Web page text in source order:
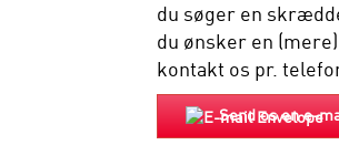
du søger en
du ønsker en
kontakt os pr.
Send os en e-